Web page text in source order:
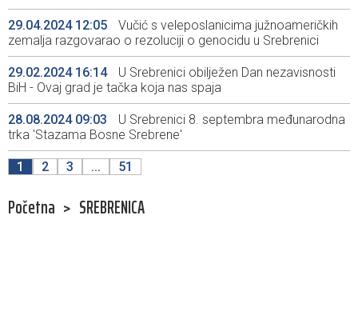
29.04.2024 12:05
Vučić s veleposlanicima južnoameričkih
zemalja razgovarao o rezoluciji o genocidu u Srebrenici
29.02.2024 16:14
U Srebrenici obilježen Dan nezavisnosti
BiH - Ovaj grad je tačka koja nas spaja
28.08.2024 09:03
U Srebrenici 8. septembra međunarodna
trka 'Stazama Bosne Srebrene'
1 2 3 ... 51
Početna > SREBRENICA